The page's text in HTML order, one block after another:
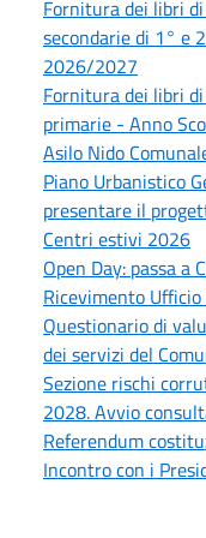
Fornitura dei libri
secondarie di 1° e
2026/2027
Fornitura dei libri
primarie - Anno
Asilo Nido
Piano Urbanistico
presentare il
Centri estivi 2026
Open Day: passa a
Ricevimento
Questionario di
dei servizi del
Sezione rischi
2028. Avvio
Referendum
Incontro con i